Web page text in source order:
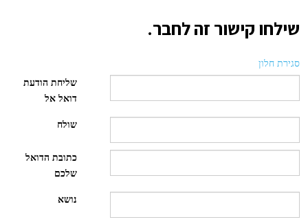
שילחו קישור זה לחבר.
סגירת חלון
שליחת הודעת
דואל אל
שולח
כתובת הדואל
שלכם
נושא